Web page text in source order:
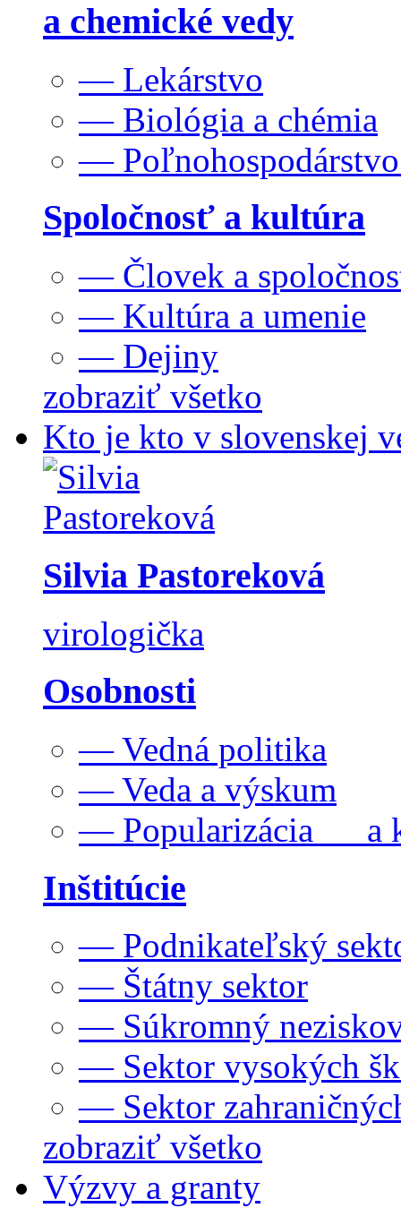
a chemické vedy
— Lekárstvo
— Biológia a chémia
—
Spoločnosť a kultúra
— Človek a
— Kultúra a umenie
— Dejiny
zobraziť všetko
Kto je kto v slovenskej
Silvia Pastoreková
virologička
Osobnosti
— Vedná politika
— Veda a výskum
— Popularizácia a
Inštitúcie
— Podnikateľský
— Štátny sektor
— Súkromný
— Sektor vysokých
— Sektor
zobraziť všetko
Výzvy a granty